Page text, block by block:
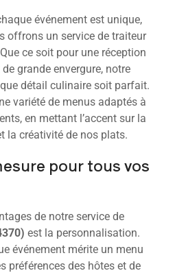
événement est unique,
offrons un service de traiteur
ce soit pour une réception
grande envergure, notre
détail culinaire soit parfait.
variété de menus adaptés à
en mettant l’accent sur la
la créativité de nos plats.
pour tous vos
de notre service de
est la personnalisation.
événement mérite un menu
préférences des hôtes et de